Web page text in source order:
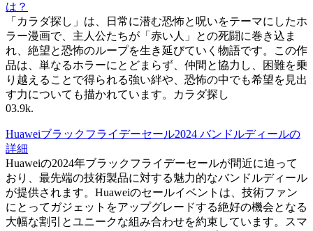
は？
「カラダ探し」は、日常に潜む恐怖と呪いをテーマにしたホ
ラー漫画で、主人公たちが「赤い人」との死闘に巻き込ま
れ、絶望と恐怖のループを生き延びていく物語です。この作
品は、単なるホラーにとどまらず、仲間と協力し、困難を乗
り越えることで得られる強い絆や、恐怖の中でも希望を見出
す力についても描かれています。カラダ探し
03.9k.
Huaweiブラックフライデーセール2024 バンドルディールの
詳細
Huaweiの2024年ブラックフライデーセールが間近に迫って
おり、最先端の技術製品に対する魅力的なバンドルディール
が提供されます。Huaweiのセールイベントは、技術ファン
にとってガジェットをアップグレードする絶好の機会となる
大幅な割引とユニークな組み合わせを約束しています。スマ